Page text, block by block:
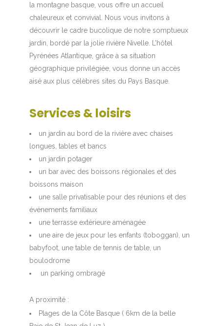
la montagne basque, vous offre un accueil
chaleureux et convivial. Nous vous invitons à
découvrir le cadre bucolique de notre somptueux
jardin, bordé par la jolie rivière Nivelle. L’hôtel
Pyrénées Atlantique, grâce à sa situation
géographique privilégiée, vous donne un accès
aisé aux plus célèbres sites du Pays Basque.
Services & loisirs
un jardin au bord de la rivière avec chaises
longues, tables et bancs
un jardin potager
un bar avec des boissons régionales et des
boissons maison
une salle privatisable pour des réunions et des
événements familiaux
une terrasse extérieure aménagée
une aire de jeux pour les enfants (toboggan), un
babyfoot, une table de tennis de table, un
boulodrome
un parking ombragé
A proximité :
Plages de la Côte Basque ( 6km de la belle